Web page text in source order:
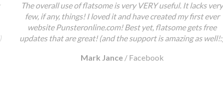
The overall use of flatsome is very VERY useful. It lacks very
few, if any, things! I loved it and have created my first ever
website Punsteronline.com! Best yet, flatsome gets free
updates that are great! (and the support is amazing as well!:)
Mark Jance/Facebook